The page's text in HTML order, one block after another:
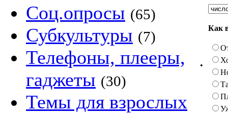
Соц.опросы (65)
Субкультуры (7)
Телефоны, плееры,
гаджеты (30)
Темы для взрослых
•
Как